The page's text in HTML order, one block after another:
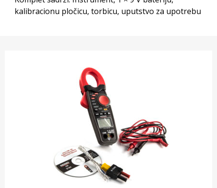
kalibracionu pločicu, torbicu, uputstvo za upotrebu